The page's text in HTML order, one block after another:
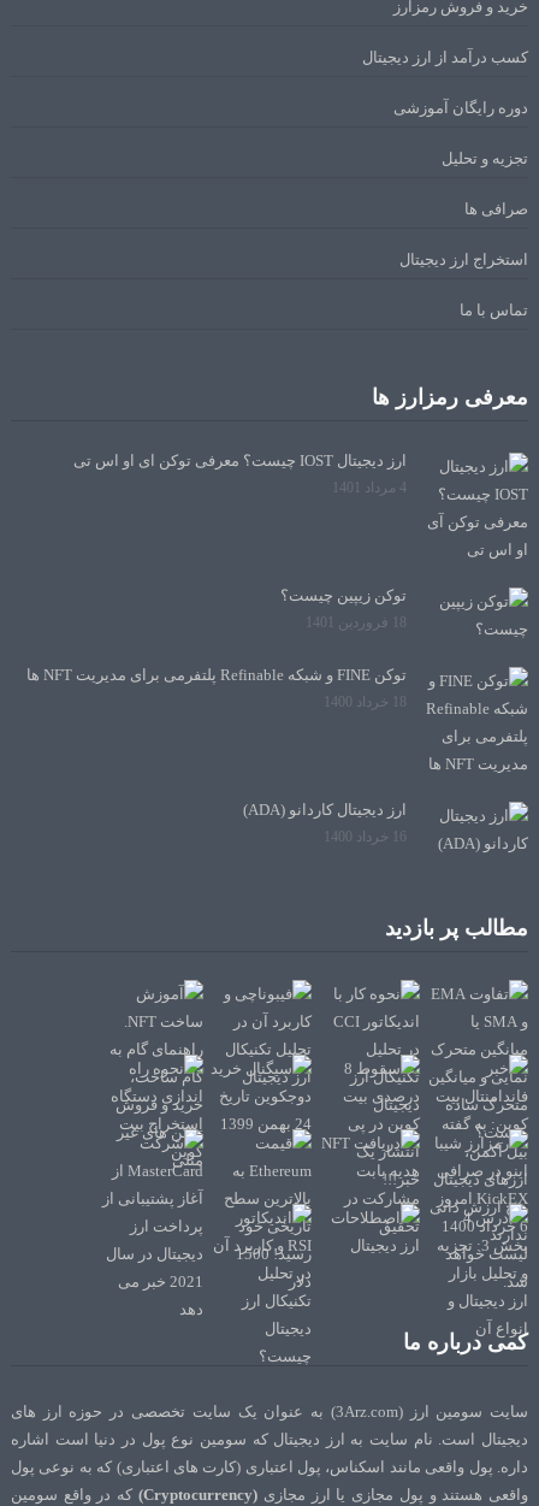
خرید و فروش رمزارز
کسب درآمد از ارز دیجیتال
دوره رایگان آموزشی
تجزیه و تحلیل
صرافی ها
استخراج ارز دیجیتال
تماس با ما
معرفی رمزارز ها
ارز دیجیتال IOST چیست؟ معرفی توکن آی او اس تی
4 مرداد 1401
توکن زیپین چیست؟
توکن FINE و شبکه Refinable پلتفرمی برای مدیریت NFT ها
ارز دیجیتال کاردانو (ADA)
16 خرداد 1400
مطالب پر بازدید
کمی درباره ما
سایت سومین ارز (3Arz.com) به عنوان یک سایت تخصصی در حوزه ارز های
دیجیتال است. نام سایت به ارز دیجیتال که سومین نوع پول در دنیا است اشاره
داره. پول واقعی مانند اسکناس، پول اعتباری (کارت های اعتباری) که به نوعی پول
واقعی هستند و پول مجازی یا ارز مجازی (Cryptocurrency) که در واقع سومین